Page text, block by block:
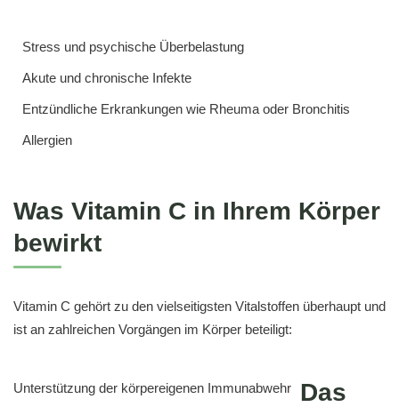
Stress und psychische Überbelastung
Akute und chronische Infekte
Entzündliche Erkrankungen wie Rheuma oder Bronchitis
Allergien
Was Vitamin C in Ihrem Körper
bewirkt
Vitamin C gehört zu den vielseitigsten Vitalstoffen überhaupt und
ist an zahlreichen Vorgängen im Körper beteiligt:
Unterstützung der körpereigenen Immunabwehr
Das